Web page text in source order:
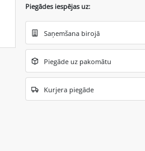
Piegādes iespējas uz:
Saņemšana birojā
Piegāde uz pakomātu
Kurjera piegāde